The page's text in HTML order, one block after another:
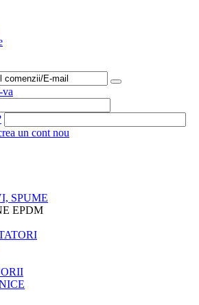
va
un cont nou
SPUME
EPDM